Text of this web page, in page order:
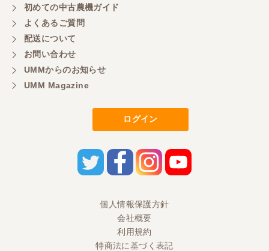
東京都／もっくん
担当者さんの対応が素晴らしい！ とても気分の良
しています。
迅速な取引有難うございました
東京都／大西
とても迅速で丁寧なご対応ありがとうございまし
ておりますので、どうぞ宜しくお願い申し上げま
初めての中古農機ガイド
よくあるご質問
配送について
お問い合わせ
UMMからのお知らせ
UMM Magazine
ログイン
個人情報保護方針
会社概要
利用規約
特商法に基づく表記